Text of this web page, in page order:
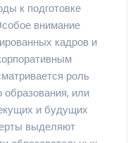
к подготовке
внимание
кадров и
роль
образования, или
и будущих
выделяют